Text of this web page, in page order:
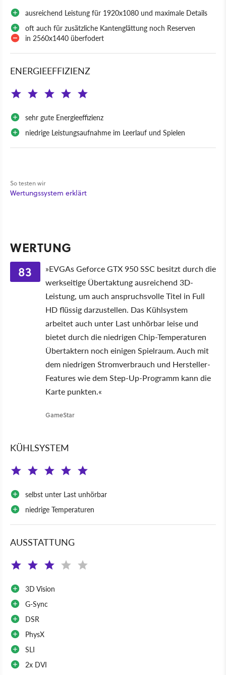
ausreichend Leistung für 1920x1080 und maximale Details
oft auch für zusätzliche Kantenglättung noch Reserven
in 2560x1440 überfodert
ENERGIEEFFIZIENZ
sehr gute Energieeffizienz
niedrige Leistungsaufnahme im Leerlauf und Spielen
So testen wir
Wertungssystem erklärt
WERTUNG
83
»EVGAs Geforce GTX 950 SSC besitzt durch die
werkseitige Übertaktung ausreichend 3D-
Leistung, um auch anspruchsvolle Titel in Full
HD flüssig darzustellen. Das Kühlsystem
arbeitet auch unter Last unhörbar leise und
bietet durch die niedrigen Chip-Temperaturen
Übertaktern noch einigen Spielraum. Auch mit
dem niedrigen Stromverbrauch und Hersteller-
Features wie dem Step-Up-Programm kann die
Karte punkten.«
GameStar
KÜHLSYSTEM
selbst unter Last unhörbar
niedrige Temperaturen
AUSSTATTUNG
3D Vision
G-Sync
DSR
PhysX
SLI
2x DVI